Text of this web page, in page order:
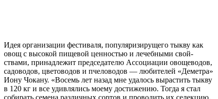
Идея организации фестива­ля, популяризирущего тыкву как
овощ с высокой пищевой ценностью и лечебными свой­
ствами, принадлежит предсе­дателю Ассоциации овощево­дов,
садоводов, цветоводов и пчеловодов — любителей «Де­метра»
Иону Чокану. «Восемь лет назад мне удалось вырас­тить тыкву
в 120 кг и все удив­лялись моему достижению. Тогда я стал
собирать семе­на различных сортов и прово­дить их селекцию.